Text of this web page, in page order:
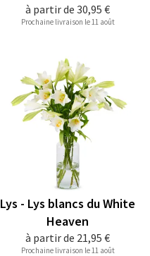
à partir de 30,95 €
Prochaine livraison le 11 août
à partir de 21,95 €
Lys - Lys blancs du White
Heaven
Prochaine livraison le 11 août